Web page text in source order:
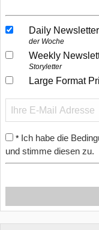
Daily Newsletter
der Woche
Weekly
Storyletter
Large Format
* Ich habe die
und stimme diesen zu.